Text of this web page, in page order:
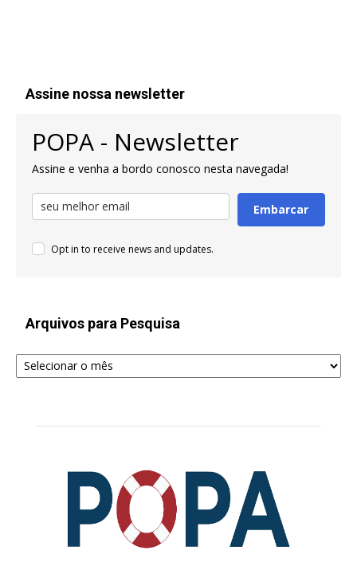
Assine nossa newsletter
POPA - Newsletter
Assine e venha a bordo conosco nesta navegada!
Embarcar
Opt in to receive news and updates.
Arquivos para Pesquisa
Arquivos
para